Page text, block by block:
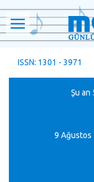
ISSN: 1301 - 3971
Şu
9 Ağustos